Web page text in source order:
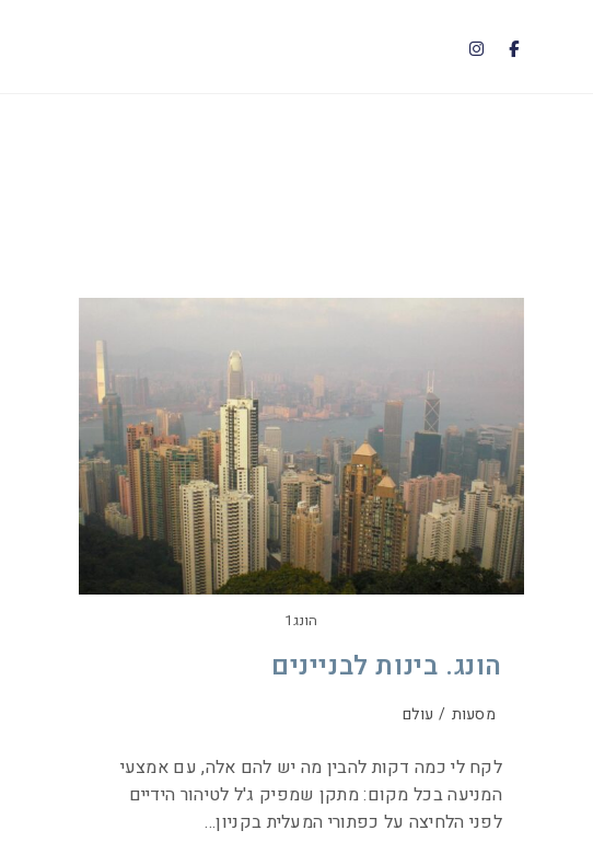
הונג1
הונג. בינות לבניינים
מסעות / עולם
לקח לי כמה דקות להבין מה יש להם אלה, עם אמצעי
המניעה בכל מקום: מתקן שמפיק ג'ל לטיהור הידיים
לפני הלחיצה על כפתורי המעלית בקניון…